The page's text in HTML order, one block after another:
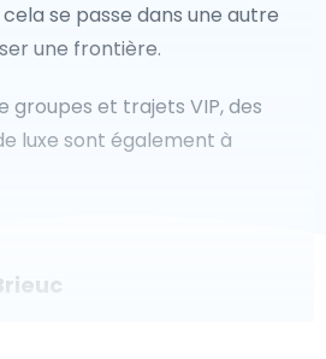
se passe dans une autre
une frontière.
groupes et trajets VIP, des
luxe sont également à